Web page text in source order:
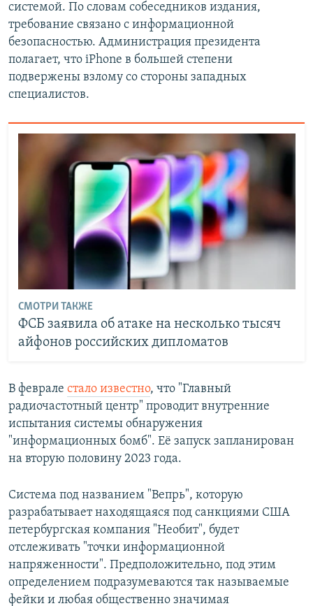
системой. По словам собеседников издания,
требование связано с информационной
безопасностью. Администрация президента
полагает, что iPhone в большей степени
подвержены взлому со стороны западных
специалистов.
СМОТРИ ТАКЖЕ
ФСБ заявила об атаке на несколько тысяч
айфонов российских дипломатов
В феврале стало известно, что "Главный
радиочастотный центр" проводит внутренние
испытания системы обнаружения
"информационных бомб". Её запуск запланирован
на вторую половину 2023 года.
Система под названием "Вепрь", которую
разрабатывает находящаяся под санкциями США
петербургская компания "Необит", будет
отслеживать "точки информационной
напряженности". Предположительно, под этим
определением подразумеваются так называемые
фейки и любая общественно значимая